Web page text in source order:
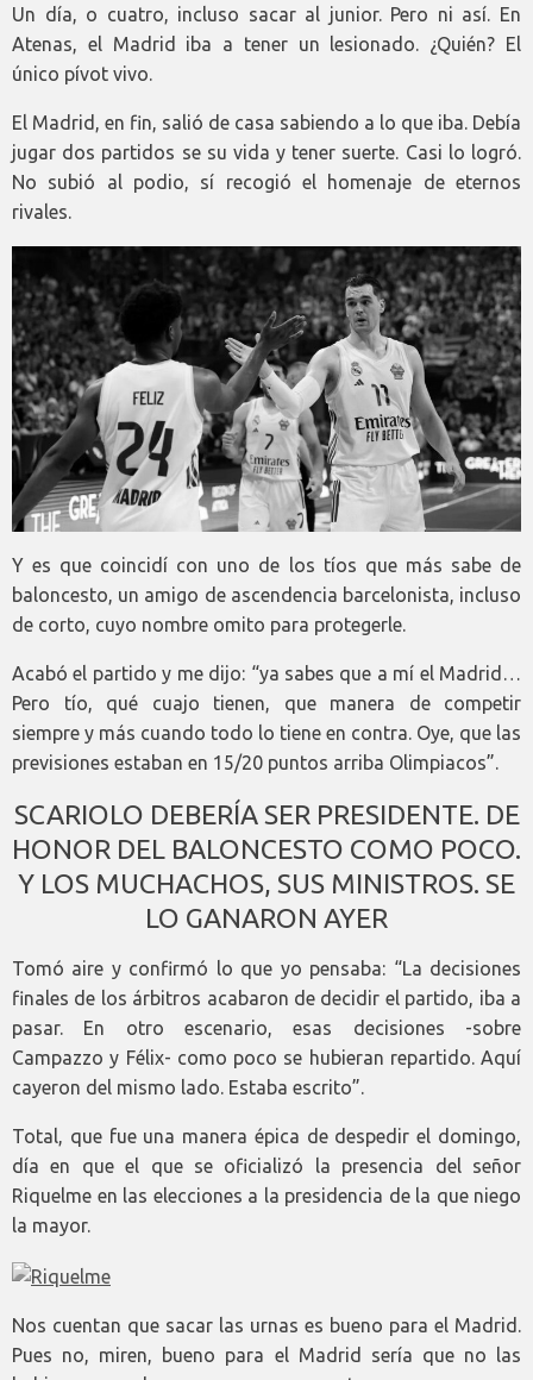
Un día, o cuatro, incluso sacar al junior. Pero ni así. En
Atenas, el Madrid iba a tener un lesionado. ¿Quién? El
único pívot vivo.
El Madrid, en fin, salió de casa sabiendo a lo que iba. Debía
jugar dos partidos se su vida y tener suerte. Casi lo logró.
No subió al podio, sí recogió el homenaje de eternos
rivales.
Y es que coincidí con uno de los tíos que más sabe de
baloncesto, un amigo de ascendencia barcelonista, incluso
de corto, cuyo nombre omito para protegerle.
Acabó el partido y me dijo: “ya sabes que a mí el Madrid…
Pero tío, qué cuajo tienen, que manera de competir
siempre y más cuando todo lo tiene en contra. Oye, que las
previsiones estaban en 15/20 puntos arriba Olimpiacos”.
SCARIOLO DEBERÍA SER PRESIDENTE. DE
HONOR DEL BALONCESTO COMO POCO.
Y LOS MUCHACHOS, SUS MINISTROS. SE
LO GANARON AYER
Tomó aire y confirmó lo que yo pensaba: “La decisiones
finales de los árbitros acabaron de decidir el partido, iba a
pasar. En otro escenario, esas decisiones -sobre
Campazzo y Félix- como poco se hubieran repartido. Aquí
cayeron del mismo lado. Estaba escrito”.
Total, que fue una manera épica de despedir el domingo,
día en que el que se oficializó la presencia del señor
Riquelme en las elecciones a la presidencia de la que niego
la mayor.
Nos cuentan que sacar las urnas es bueno para el Madrid.
Pues no, miren, bueno para el Madrid sería que no las